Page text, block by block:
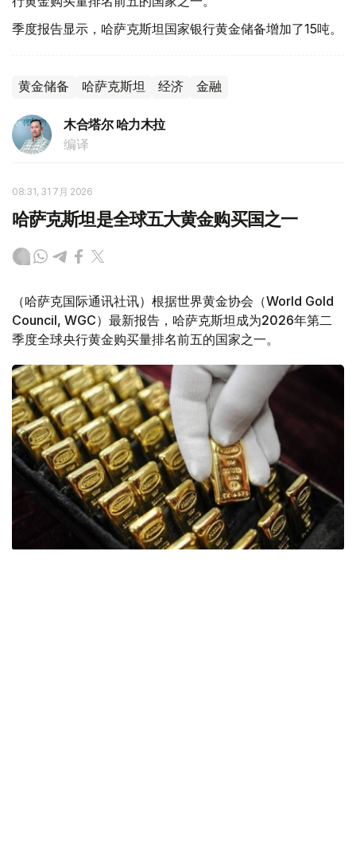
季度报告显示，哈萨克斯坦国家银行黄金储备增加了15吨。
黄金储备 哈萨克斯坦 经济 金融
木合塔尔 哈力木拉
编译
08:31, 31 7月 2026
哈萨克斯坦是全球五大黄金购买国之一
（哈萨克国际通讯社讯）根据世界黄金协会（World Gold
Council, WGC）最新报告，哈萨克斯坦成为2026年第二
季度全球央行黄金购买量排名前五的国家之一。